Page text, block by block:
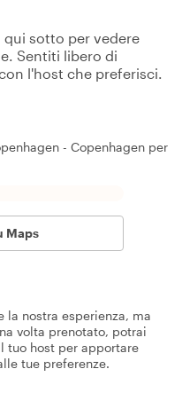
qui sotto per vedere
Sentiti libero di
l'host che preferisci.
- Copenhagen per
Maps
la nostra esperienza, ma
volta prenotato, potrai
tuo host per apportare
tue preferenze.